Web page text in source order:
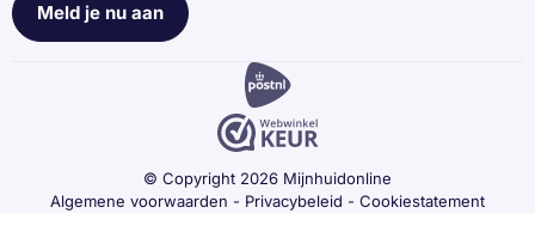
Meld je nu aan
© Copyright 2026 Mijnhuidonline
Algemene voorwaarden - Privacybeleid - Cookiestatement